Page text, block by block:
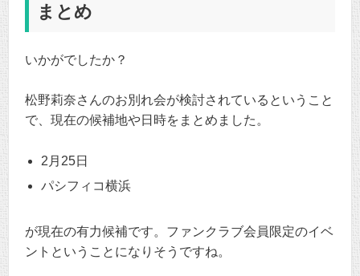
まとめ
いかがでしたか？
松野莉奈さんのお別れ会が検討されているということ
で、現在の候補地や日時をまとめました。
2月25日
パシフィコ横浜
が現在の有力候補です。ファンクラブ会員限定のイベ
ントということになりそうですね。